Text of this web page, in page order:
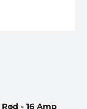
- 16 Amp